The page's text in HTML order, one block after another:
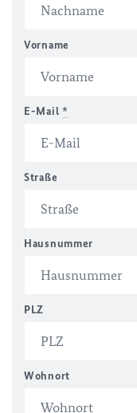
Vorname
E-Mail *
Straße
Hausnummer
PLZ
Wohnort